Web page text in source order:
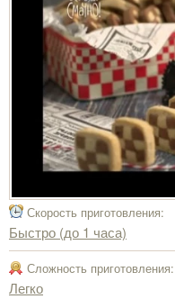
Скорость приготовления:
Быстро (до 1 часа)
Сложность приготовления:
Легко